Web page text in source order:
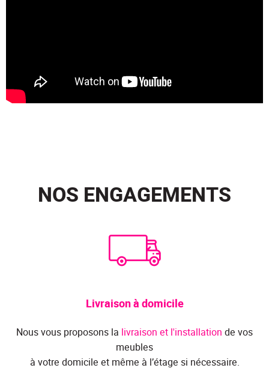
NOS ENGAGEMENTS
Livraison à domicile
Nous vous proposons la livraison et l'installation de vos
meubles
à votre domicile et même à l’étage si nécessaire.